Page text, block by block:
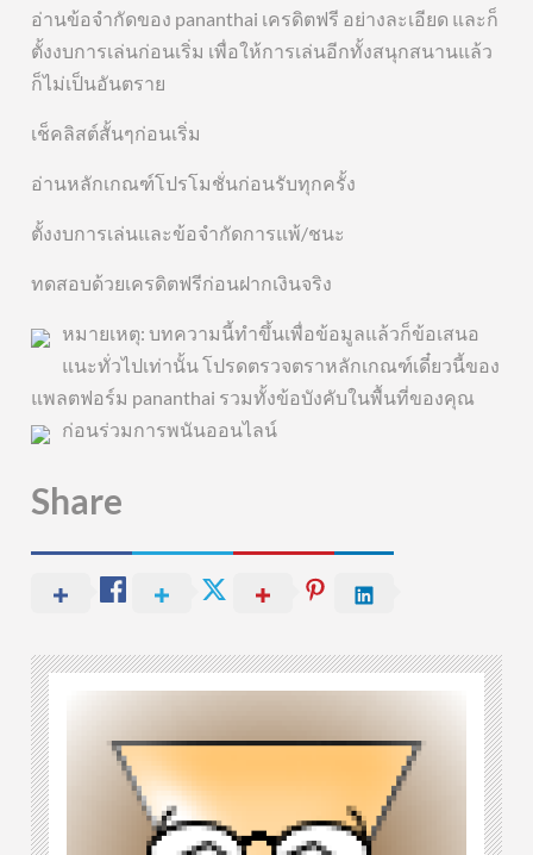
อ่านข้อจำกัดของ pananthai เครดิตฟรี อย่างละเอียด และก็
ตั้งงบการเล่นก่อนเริ่ม เพื่อให้การเล่นอีกทั้งสนุกสนานแล้ว
ก็ไม่เป็นอันตราย
เช็คลิสต์สั้นๆก่อนเริ่ม
อ่านหลักเกณฑ์โปรโมชั่นก่อนรับทุกครั้ง
ตั้งงบการเล่นและข้อจำกัดการแพ้/ชนะ
ทดสอบด้วยเครดิตฟรีก่อนฝากเงินจริง
หมายเหตุ: บทความนี้ทำขึ้นเพื่อข้อมูลแล้วก็ข้อเสนอ
แนะทั่วไปเท่านั้น โปรดตรวจตราหลักเกณฑ์เดี๋ยวนี้ของ
แพลตฟอร์ม pananthai รวมทั้งข้อบังคับในพื้นที่ของคุณ
ก่อนร่วมการพนันออนไลน์
Share